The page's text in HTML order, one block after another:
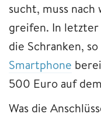
sucht, muss
greifen. In
die Schranken,
Smartphone
500 Euro auf
Was die